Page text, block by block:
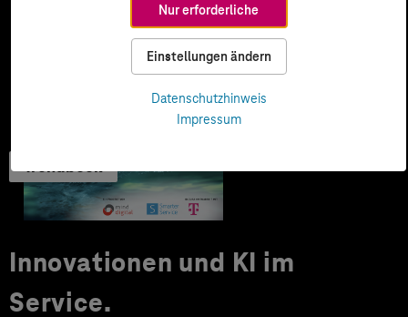
Nur erforderliche
Einstellungen ändern
Datenschutzhinweis
Impressum
Trendbook
Innovationen und KI im
Service.